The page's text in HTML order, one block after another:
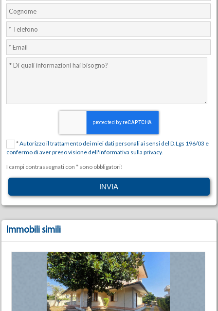
*Autorizzo il trattamento dei miei dati personali ai sensi del D.Lgs 196/03 e
confermo di aver preso visione dell'informativa sulla privacy.
I campi contrassegnati con * sono obbligatori!
Immobili simili